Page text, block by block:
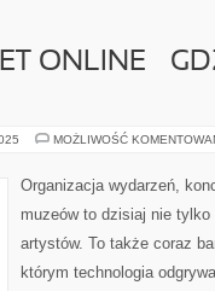
ONLINE –
MOŻLIWOŚĆ
Organizacja wydarzeń,
muzeów to dzisiaj nie
artystów. To także coraz
którym technologia